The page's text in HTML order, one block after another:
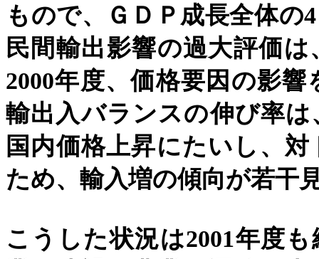
もので、ＧＤＰ成長全体の4
民間輸出影響の過大評価
2000年度、価格要因の影響
輸出入バランスの伸び率は
国内価格上昇にたいし、
ため、輸入増の傾向が若干
こうした状況は2001年度も